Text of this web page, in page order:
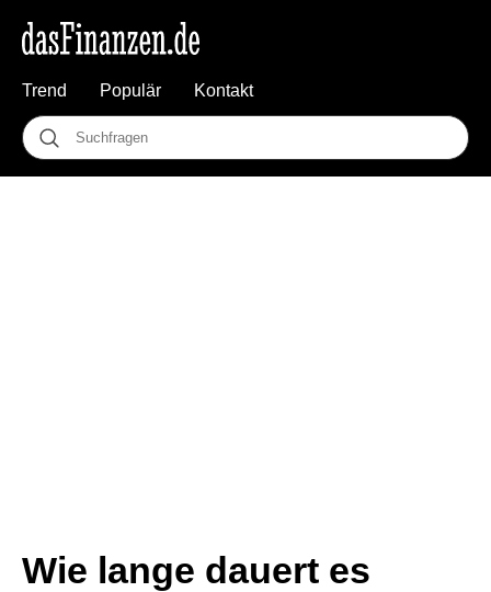
Trend Populär Kontakt
Wie lange dauert es